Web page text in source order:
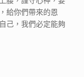
給你們帶來的恩
己，我們必定能夠